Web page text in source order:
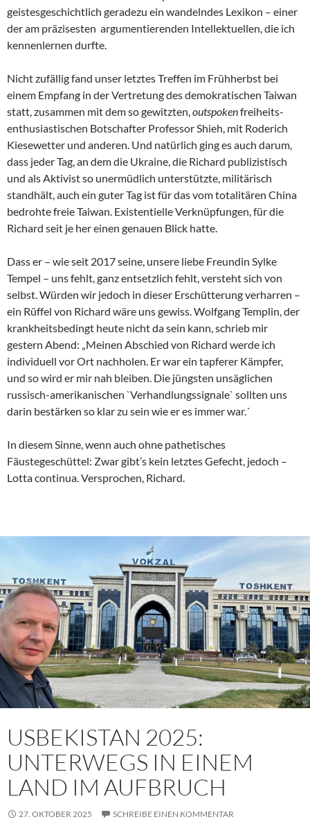
geistesgeschichtlich geradezu ein wandelndes Lexikon – einer
der am präzisesten argumentierenden Intellektuellen, die ich
kennenlernen durfte.
Nicht zufällig fand unser letztes Treffen im Frühherbst bei
einem Empfang in der Vertretung des demokratischen Taiwan
statt, zusammen mit dem so gewitzten,outspokenfreiheits-
enthusiastischen Botschafter Professor Shieh, mit Roderich
Kiesewetter und anderen. Und natürlich ging es auch darum,
dass jeder Tag, an dem die Ukraine, die Richard publizistisch
und als Aktivist so unermüdlich unterstützte, militärisch
standhält, auch ein guter Tag ist für das vom totalitären China
bedrohte freie Taiwan. Existentielle Verknüpfungen, für die
Richard seit je her einen genauen Blick hatte.
Dass er – wie seit 2017 seine, unsere liebe Freundin Sylke
Tempel – uns fehlt, ganz entsetzlich fehlt, versteht sich von
selbst. Würden wir jedoch in dieser Erschütterung verharren –
ein Rüffel von Richard wäre uns gewiss. Wolfgang Templin, der
krankheitsbedingt heute nicht da sein kann, schrieb mir
gestern Abend: „Meinen Abschied von Richard werde ich
individuell vor Ort nachholen. Er war ein tapferer Kämpfer,
und so wird er mir nah bleiben. Die jüngsten unsäglichen
russisch-amerikanischen `Verhandlungssignale` sollten uns
darin bestärken so klar zu sein wie er es immer war.´
In diesem Sinne, wenn auch ohne pathetisches
Fäustegeschüttel: Zwar gibt’s kein letztes Gefecht, jedoch –
Lotta continua. Versprochen, Richard.
USBEKISTAN 2025:
UNTERWEGS IN EINEM
LAND IM AUFBRUCH
27. OKTOBER 2025 SCHREIBE EINEN KOMMENTAR